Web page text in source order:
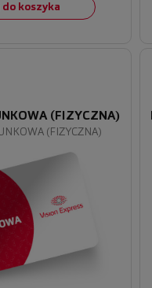
do koszyka
(FIZYCZNA)
(FIZYCZNA)